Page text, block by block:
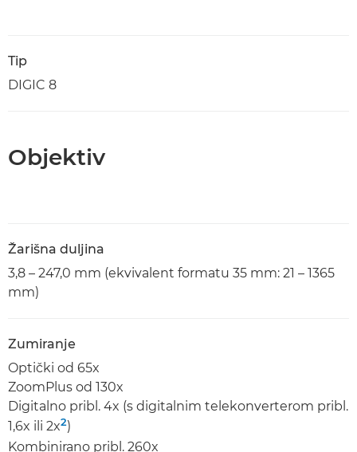
Tip
DIGIC 8
Objektiv
Žarišna duljina
3,8 – 247,0 mm (ekvivalent formatu 35 mm: 21 – 1365
mm)
Zumiranje
Optički od 65x
ZoomPlus od 130x
Digitalno pribl. 4x (s digitalnim telekonverterom pribl.
1,6x ili 2x2)
Kombinirano pribl. 260x